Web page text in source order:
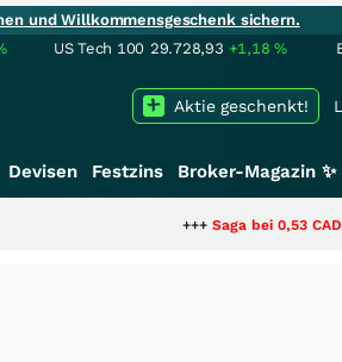
und Willkommensgeschenk sichern.
US Tech 100 29.728,93 +1,18%
Aktie geschenkt!
Devisen Festzins Broker-Magazin ✨
Saga bei 0,53 CAD: Bewertet